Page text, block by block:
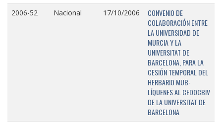
2006-52 Nacional 17/10/2006
CONVENIO DE
COLABORACIÓN ENTRE
LA UNIVERSIDAD DE
MURCIA Y LA
UNIVERSITAT DE
BARCELONA, PARA LA
CESIÓN TEMPORAL DEL
HERBARIO MUB-
LÍQUENES AL CEDOCBIV
DE LA UNIVERSITAT DE
BARCELONA